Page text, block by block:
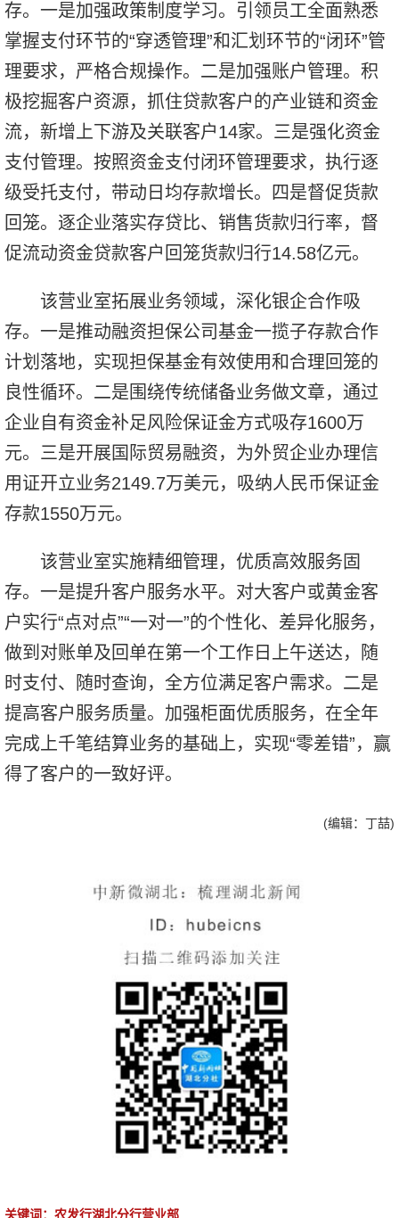
存。一是加强政策制度学习。引领员工全面熟悉
掌握支付环节的“穿透管理”和汇划环节的“闭环”管
理要求，严格合规操作。二是加强账户管理。积
极挖掘客户资源，抓住贷款客户的产业链和资金
流，新增上下游及关联客户14家。三是强化资金
支付管理。按照资金支付闭环管理要求，执行逐
级受托支付，带动日均存款增长。四是督促货款
回笼。逐企业落实存贷比、销售货款归行率，督
促流动资金贷款客户回笼货款归行14.58亿元。
该营业室拓展业务领域，深化银企合作吸
存。一是推动融资担保公司基金一揽子存款合作
计划落地，实现担保基金有效使用和合理回笼的
良性循环。二是围绕传统储备业务做文章，通过
企业自有资金补足风险保证金方式吸存1600万
元。三是开展国际贸易融资，为外贸企业办理信
用证开立业务2149.7万美元，吸纳人民币保证金
存款1550万元。
该营业室实施精细管理，优质高效服务固
存。一是提升客户服务水平。对大客户或黄金客
户实行“点对点”“一对一”的个性化、差异化服务，
做到对账单及回单在第一个工作日上午送达，随
时支付、随时查询，全方位满足客户需求。二是
提高客户服务质量。加强柜面优质服务，在全年
完成上千笔结算业务的基础上，实现“零差错”，赢
得了客户的一致好评。
(编辑：丁喆)
关键词：农发行湖北分行营业部